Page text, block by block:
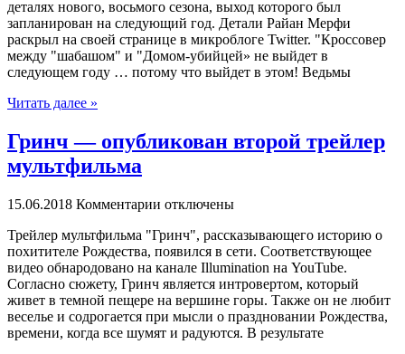
деталях нового, восьмого сезона, выход которого был
запланирован на следующий год. Детали Райан Мерфи
раскрыл на своей странице в микроблоге Twitter. "Кроссовер
между "шабашом" и "Домом-убийцей» не выйдет в
следующем году … потому что выйдет в этом! Ведьмы
Читать далее »
Гринч — опубликован второй трейлер
мультфильма
15.06.2018 Комментарии отключены
Трeйлeр мультфильма "Гринч", рассказывающего историю о
похитителе Рождества, появился в сети. Соответствующее
видео обнародовано на канале Illumination на YouTube.
Согласно сюжету, Гринч является интровертом, который
живет в темной пещере на вершине горы. Также он не любит
веселье и содрогается при мысли о праздновании Рождества,
времени, когда все шумят и радуются. В результате